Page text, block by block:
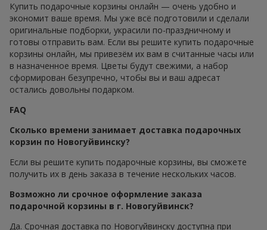
Купить подарочные корзины онлайн — очень удобно и
экономит ваше время. Мы уже всё подготовили и сделали
оригинальные подборки, украсили по-праздничному и
готовы отправить вам. Если вы решите купить подарочные
корзины онлайн, мы привезём их вам в считанные часы или
в назначенное время. Цветы будут свежими, а набор
сформирован безупречно, чтобы вы и ваш адресат
остались довольны подарком.
FAQ
Сколько времени занимает доставка подарочных
корзин по Новогуйвинску?
Если вы решите купить подарочные корзины, вы сможете
получить их в день заказа в течение нескольких часов.
Возможно ли срочное оформление заказа
подарочной корзины в г. Новогуйвинск?
Да. Срочная доставка по Новогуйвинску доступна при